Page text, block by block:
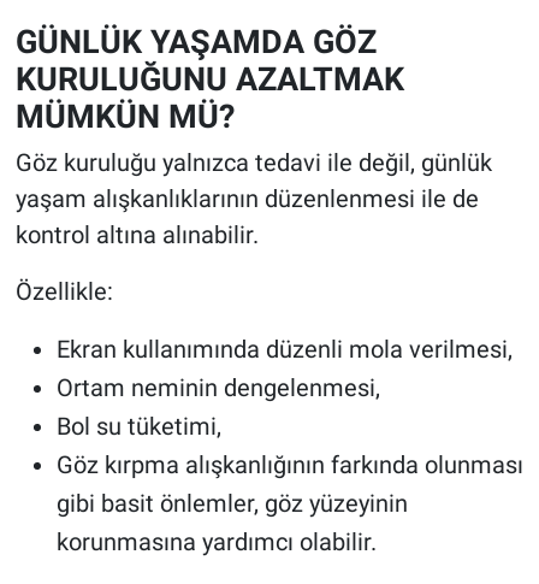
GÜNLÜK YAŞAMDA GÖZ
KURULUĞUNU AZALTMAK
MÜMKÜN MÜ?
Göz kuruluğu yalnızca tedavi ile değil, günlük
yaşam alışkanlıklarının düzenlenmesi ile de
kontrol altına alınabilir.
Özellikle:
Ekran kullanımında düzenli mola verilmesi,
Ortam neminin dengelenmesi,
Bol su tüketimi,
Göz kırpma alışkanlığının farkında olunması
gibi basit önlemler, göz yüzeyinin
korunmasına yardımcı olabilir.